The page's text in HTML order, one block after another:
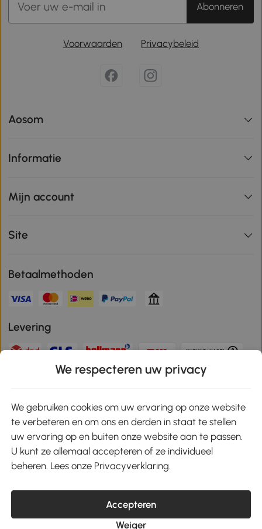
Abonneren
Voorwaarden Privacybeleid
Aosom
Informatie
Mijn account
Site
Betaalmethoden
Levering
Download de app en ontvang 10% korting!
Google Play
klantenservice@aosom.nl
We respecteren uw privacy
We gebruiken cookies om uw ervaring op onze website
te verbeteren en om ons en derden in staat te stellen
uw ervaring op en buiten onze website aan te passen.
U kunt ze allemaal accepteren of ze individueel
beheren. Lees onze Privacyverklaring.
Accepteren
Weiger